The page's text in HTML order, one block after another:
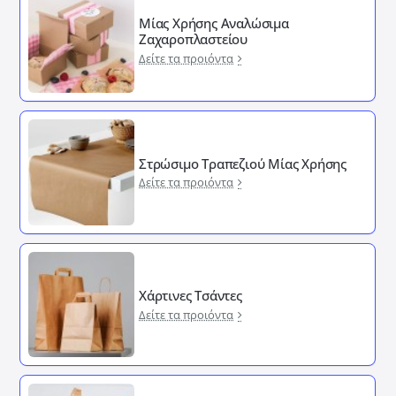
Μίας Χρήσης Αναλώσιμα
Ζαχαροπλαστείου
Δείτε τα προιόντα
Στρώσιμο Τραπεζιού Μίας Χρήσης
Δείτε τα προιόντα
Χάρτινες Τσάντες
Δείτε τα προιόντα